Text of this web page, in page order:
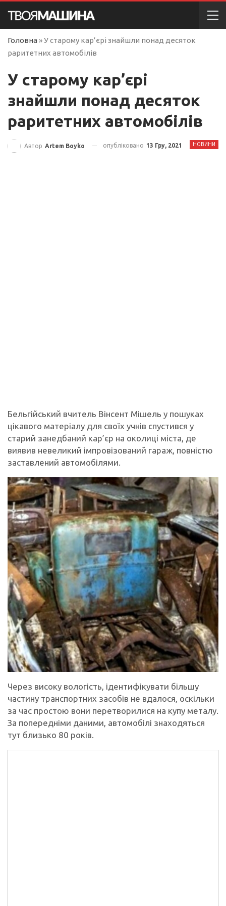
Головна »У старому кар’єрі знайшли понад десяток
раритетних автомобілів
У старому кар’єрі
знайшли понад десяток
раритетних автомобілів
НОВИНИ
Автор Artem Boyko опубліковано 13 Гру, 2021
Бельгійський вчитель Вінсент Мішель у пошуках
цікавого матеріалу для своїх учнів спустився у
старий занедбаний кар’єр на околиці міста, де
виявив невеликий імпровізований гараж, повністю
заставлений автомобілями.
Через високу вологість, ідентифікувати більшу
частину транспортних засобів не вдалося, оскільки
за час простою вони перетворилися на купу металу.
За попередніми даними, автомобілі знаходяться
тут близько 80 років.